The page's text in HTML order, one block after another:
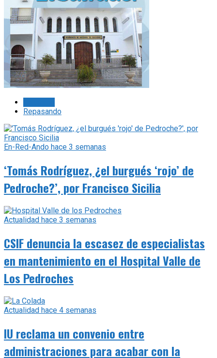
Repasando
En-Red-Ando hace 3 semanas
‘Tomás Rodríguez, ¿el burgués ‘rojo’ de
Pedroche?’, por Francisco Sicilia
Actualidad hace 3 semanas
CSIF denuncia la escasez de especialistas
en mantenimiento en el Hospital Valle de
Los Pedroches
Actualidad hace 4 semanas
IU reclama un convenio entre
administraciones para acabar con la